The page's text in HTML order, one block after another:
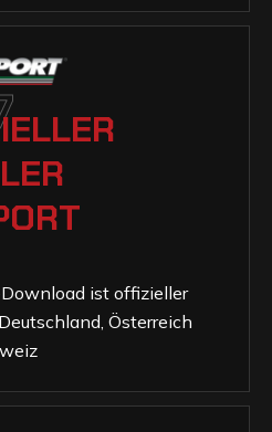
IELLER
LER
ORT
ist offizieller
Österreich